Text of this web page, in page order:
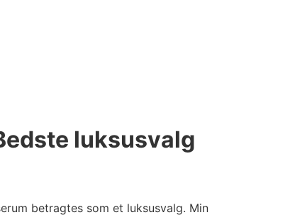
luksusvalg
betragtes som et luksusvalg. Min